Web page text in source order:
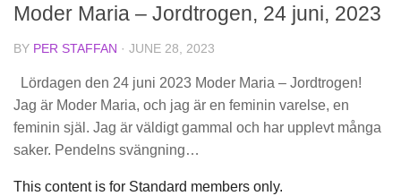
Moder Maria – Jordtrogen, 24 juni, 2023
BY PER STAFFAN · JUNE 28, 2023
Lördagen den 24 juni 2023 Moder Maria – Jordtrogen!
Jag är Moder Maria, och jag är en feminin varelse, en
feminin själ. Jag är väldigt gammal och har upplevt många
saker. Pendelns svängning…
This content is for Standard members only.